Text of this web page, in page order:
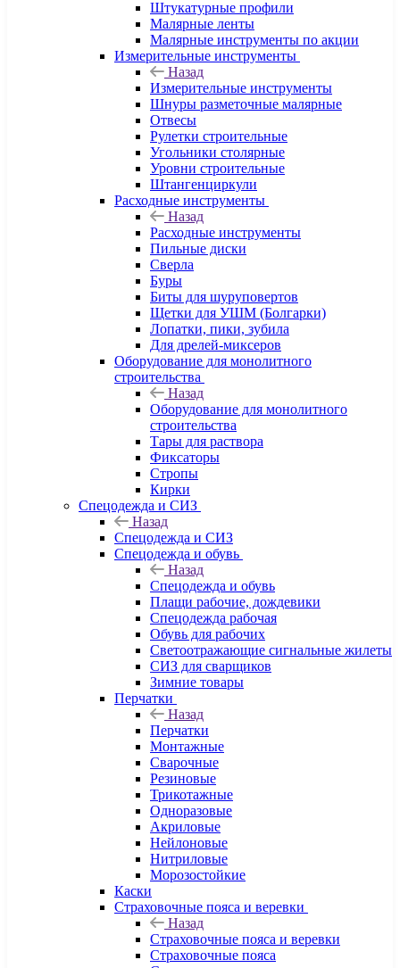
Штукатурные профили
Малярные ленты
Малярные инструменты по акции
Измерительные инструменты
Назад
Измерительные инструменты
Шнуры разметочные малярные
Отвесы
Рулетки строительные
Угольники столярные
Уровни строительные
Штангенциркули
Расходные инструменты
Назад
Расходные инструменты
Пильные диски
Сверла
Буры
Биты для шуруповертов
Щетки для УШМ (Болгарки)
Лопатки, пики, зубила
Для дрелей-миксеров
Оборудование для монолитного
строительства
Назад
Оборудование для монолитного
строительства
Тары для раствора
Фиксаторы
Стропы
Кирки
Спецодежда и СИЗ
Назад
Спецодежда и СИЗ
Спецодежда и обувь
Назад
Спецодежда и обувь
Плащи рабочие, дождевики
Спецодежда рабочая
Обувь для рабочих
Светоотражающие сигнальные жилеты
СИЗ для сварщиков
Зимние товары
Перчатки
Назад
Перчатки
Монтажные
Сварочные
Резиновые
Трикотажные
Одноразовые
Акриловые
Нейлоновые
Нитриловые
Морозостойкие
Каски
Страховочные пояса и веревки
Назад
Страховочные пояса и веревки
Страховочные пояса